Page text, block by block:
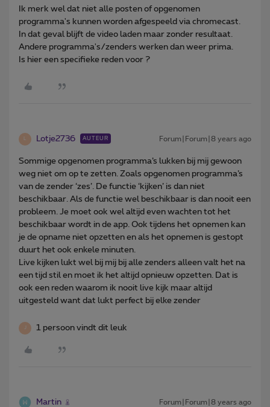
Ik merk wel dat niet alle posten of opgenomen
programma's kunnen worden afgespeeld via chromecast.
In dat geval blijft de video laden maar zonder resultaat.
Andere programma's/zenders werken dan weer prima.
Is hier een specifieke reden voor ?
L Lotje2736 AUTEUR Forum|Forum|8 years ago
Sommige opgenomen programma’s lukken bij mij gewoon
weg niet om op te zetten. Zoals opgenomen programma’s
van de zender ‘zes’. De functie ‘kijken’ is dan niet
beschikbaar. Als de functie wel beschikbaar is dan nooit een
probleem. Je moet ook wel altijd even wachten tot het
beschikbaar wordt in de app. Ook tijdens het opnemen kan
je de opname niet opzetten en als het opnemen is gestopt
duurt het ook enkele minuten.
Live kijken lukt wel bij mij bij alle zenders alleen valt het na
een tijd stil en moet ik het altijd opnieuw opzetten. Dat is
ook een reden waarom ik nooit live kijk maar altijd
uitgesteld want dat lukt perfect bij elke zender
J 1 persoon vindt dit leuk
Martin Forum|Forum|8 years ago